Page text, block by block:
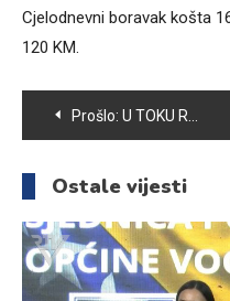
Cjelodnevni boravak košta
120 KM.
Navigacija
članaka
Prošlo: U TOKU RADOVI NA LOKALNOM VODOVODU U NASELJU SVRAKE
Ostale vijesti